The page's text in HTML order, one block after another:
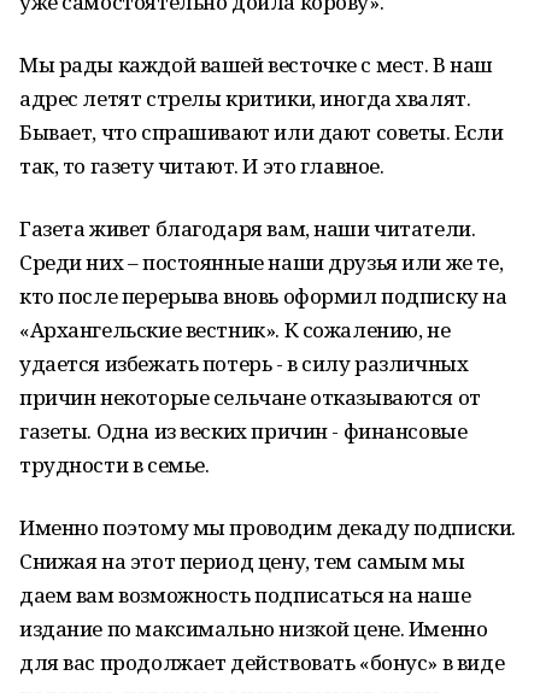
Мы рады каждой вашей весточке с мест. В наш
адрес летят стрелы критики, иногда хвалят.
Бывает, что спрашивают или дают советы. Если
так, то газету читают. И это главное.
Газета живет благодаря вам, наши читатели.
Среди них – постоянные наши друзья или же те,
кто после перерыва вновь оформил подписку на
«Архангельские вестник». К сожалению, не
удается избежать потерь - в силу различных
причин некоторые сельчане отказываются от
газеты. Одна из веских причин - финансовые
трудности в семье.
Именно поэтому мы проводим декаду подписки.
Снижая на этот период цену, тем самым мы
даем вам возможность подписаться на наше
издание по максимально низкой цене. Именно
для вас продолжает действовать «бонус» в виде